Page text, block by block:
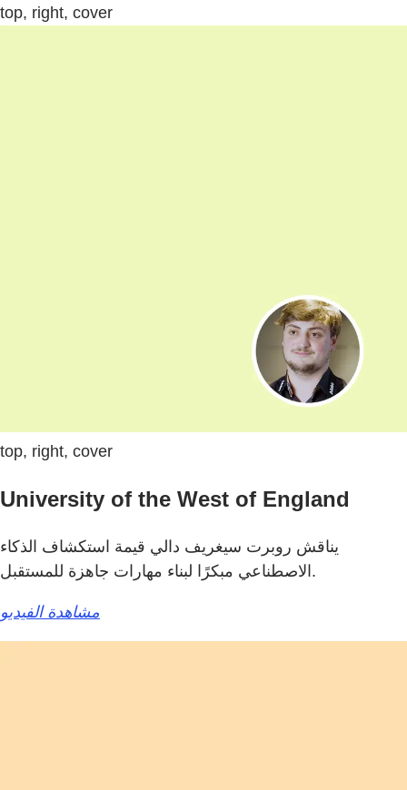
top, right, cover
top, right, cover
University of the West of England
يناقش روبرت سيغريف دالي قيمة استكشاف الذكاء
الاصطناعي مبكرًا لبناء مهارات جاهزة للمستقبل.
مشاهدة الفيديو